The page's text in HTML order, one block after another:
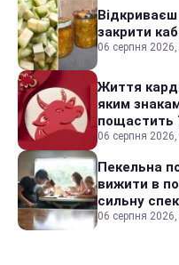
закрити
06 серпня
Життя
яким
пощастить
06 серпня
Пекельна
вижити в
сильну
06 серпня